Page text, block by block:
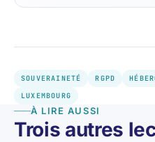
SOUVERAINETÉ RGPD
LUXEMBOURG
À LIRE AUSSI
Trois autres